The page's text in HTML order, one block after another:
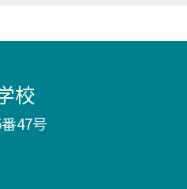
校
47号